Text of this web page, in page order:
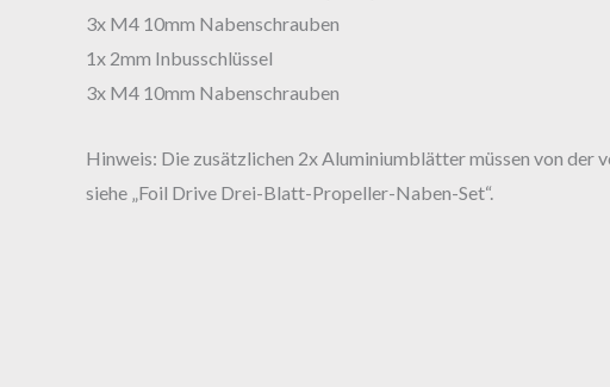
3x M4 10mm Nabenschrauben
1x 2mm Inbusschlüssel
3x M4 10mm Nabenschrauben
Hinweis: Die zusätzlichen 2x Aluminiumblätter müssen von
siehe „Foil Drive Drei-Blatt-Propeller-Naben-Set“.